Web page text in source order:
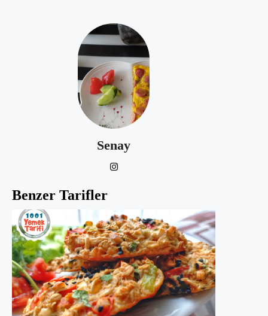
Senay
Benzer Tarifler